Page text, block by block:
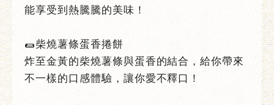
能享受到熱騰騰的美味！
🌯柴燒薯條蛋香捲餅
炸至金黃的柴燒薯條與蛋香的結合，給你帶來
不一樣的口感體驗，讓你愛不釋口！